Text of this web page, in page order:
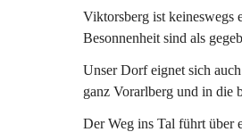
Viktorsberg ist keineswegs
Besonnenheit sind als
Unser Dorf eignet sich
ganz Vorarlberg und in die
Der Weg ins Tal führt über